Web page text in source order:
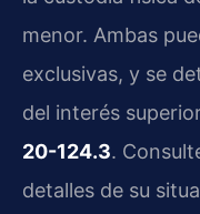
menor. Ambas
exclusivas, y se
del interés
20-124.3.
detalles de su